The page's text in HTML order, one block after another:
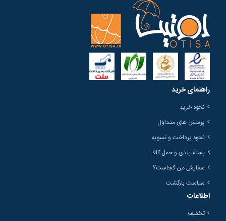
راهنمای خرید
نحوه خرید
پرسش های متداول
نحوه پرداخت و تسویه
بسته بندی و حمل کالا
سفارش من کجاست؟
سیاست بازگشت
اطلاعات
تخفیف